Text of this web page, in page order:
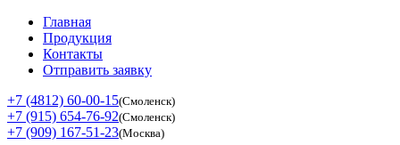
Главная
Продукция
Контакты
Отправить заявку
+7 (4812) 60-00-15(Смоленск)
+7 (915) 654-76-92(Смоленск)
+7 (909) 167-51-23(Москва)